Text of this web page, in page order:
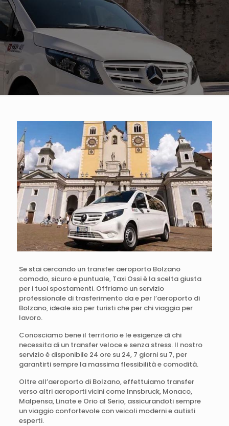
Se stai cercando un transfer aeroporto Bolzano
comodo, sicuro e puntuale, Taxi Ossi è la scelta giusta
per i tuoi spostamenti. Offriamo un servizio
professionale di trasferimento da e per l’aeroporto di
Bolzano, ideale sia per turisti che per chi viaggia per
lavoro.
Conosciamo bene il territorio e le esigenze di chi
necessita di un transfer veloce e senza stress. Il nostro
servizio è disponibile 24 ore su 24, 7 giorni su 7, per
garantirti sempre la massima flessibilità e comodità.
Oltre all’aeroporto di Bolzano, effettuiamo transfer
verso altri aeroporti vicini come Innsbruck, Monaco,
Malpensa, Linate e Orio al Serio, assicurandoti sempre
un viaggio confortevole con veicoli moderni e autisti
esperti.